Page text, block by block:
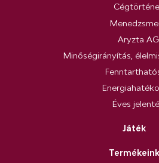
Aryzta AG
Minőségirányítás,
Éves
Játék
Termékeink